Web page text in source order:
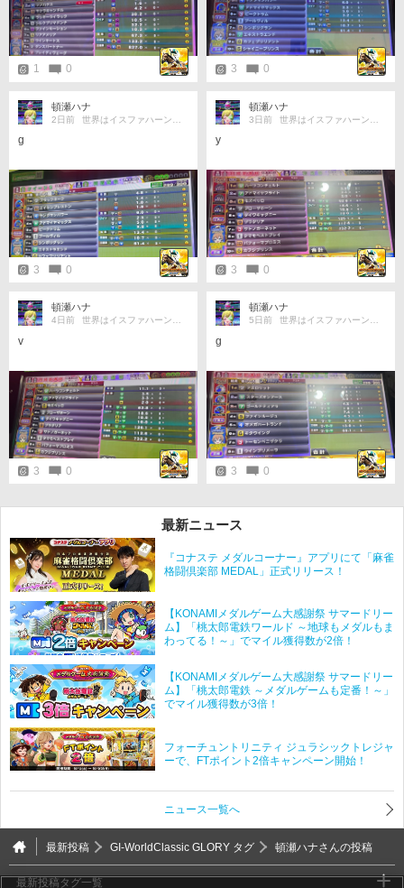
1 0 3 0
頓瀬ハナ
2日前 世界はイスファハーンの倍
g
3 0
頓瀬ハナ
3日前 世界はイスファハーンの倍
y
3 0
頓瀬ハナ
4日前 世界はイスファハーンの倍
v
3 0
頓瀬ハナ
5日前 世界はイスファハーンの倍
g
3 0
最新ニュース
『コナステ メダルコーナー』アプリにて「麻雀
格闘倶楽部 MEDAL」正式リリース！
【KONAMIメダルゲーム大感謝祭 サマードリー
ム】「桃太郎電鉄ワールド ～地球もメダルもま
わってる！～」でマイル獲得数が2倍！
【KONAMIメダルゲーム大感謝祭 サマードリー
ム】「桃太郎電鉄 ～メダルゲームも定番！～」
でマイル獲得数が3倍！
フォーチュントリニティ ジュラシックトレジャ
ーで、FTポイント2倍キャンペーン開始！
ニュース一覧へ
最新投稿 GI-WorldClassic GLORY タグ 頓瀬ハナさんの投稿
最新投稿タグ一覧